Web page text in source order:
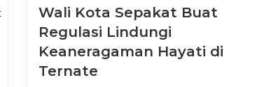
Wali Kota Sepakat Buat
Regulasi Lindungi
Keaneragaman Hayati di
Ternate